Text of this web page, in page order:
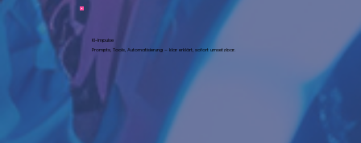
KI-Impulse
Prompts, Tools, Automatisierung – klar erklärt, sofort umsetzbar.